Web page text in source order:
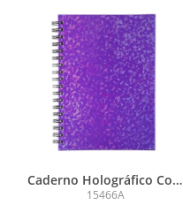
Caderno Holográfico Com
Pauta
15466A